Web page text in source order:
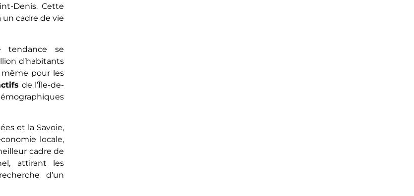
Denis. Cette
cadre de vie
tendance se
d’habitants
même pour les
de l’Île-de-
et la Savoie,
locale,
cadre de
attirant les
d’un